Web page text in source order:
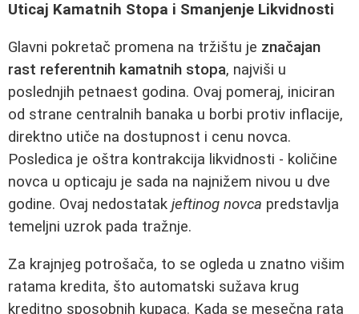
Uticaj Kamatnih Stopa i Smanjenje Likvidnosti
Glavni pokretač promena na tržištu je značajan
rast referentnih kamatnih stopa, najviši u
poslednjih petnaest godina. Ovaj pomeraj, iniciran
od strane centralnih banaka u borbi protiv inflacije,
direktno utiče na dostupnost i cenu novca.
Posledica je oštra kontrakcija likvidnosti - količine
novca u opticaju je sada na najnižem nivou u dve
godine. Ovaj nedostatak jeftinog novca predstavlja
temeljni uzrok pada tražnje.
Za krajnjeg potrošača, to se ogleda u znatno višim
ratama kredita, što automatski sužava krug
kreditno sposobnih kupaca. Kada se mesečna rata